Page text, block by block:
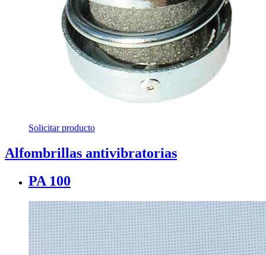
Solicitar producto
Alfombrillas antivibratorias
PA 100